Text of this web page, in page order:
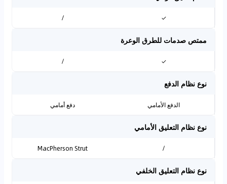
✓
/
ممتص صدمات للطرق الوعرة
✓
/
نوع نظام الدفع
الدفع الأمامي دفع أمامي
نوع نظام التعليق الأمامي
/
MacPherson Strut
نوع نظام التعليق الخلفي